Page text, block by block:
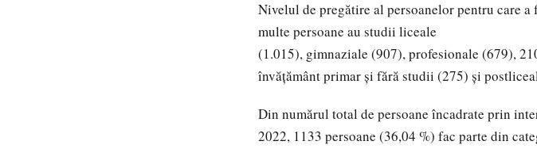
Nivelul de pregătire al persoanelor pentru care
multe persoane au studii liceale
(1.015), gimnaziale (907), profesionale (679),
învățământ primar și fără studii (275) și
Din numărul total de persoane încadrate prin
2022, 1133 persoane (36,04 %) fac parte din